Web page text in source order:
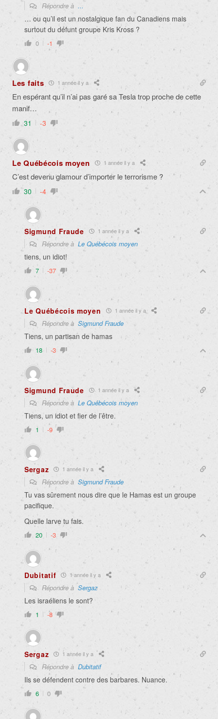
Répondre à ...
… ou qu’il est un nostalgique fan du Canadiens mais
surtout du défunt groupe Kris Kross ?
0 -1
Les faits 1 année il y a
En espérant qu’il n’ai pas garé sa Tesla trop proche de cette
manif…
31 -3
Le Québécois moyen 1 année il y a
C’est devenu glamour d’importer le terrorisme ?
30 -4
Sigmund Fraude 1 année il y a
Répondre à Le Québécois moyen
tiens, un idiot!
7 -37
Le Québécois moyen 1 année il y a
Répondre à Sigmund Fraude
Tiens, un partisan de hamas
18 -3
Sigmund Fraude 1 année il y a
Répondre à Le Québécois moyen
Tiens, un idiot et fier de l’être.
1 -9
Sergaz 1 année il y a
Répondre à Sigmund Fraude
Tu vas sûrement nous dire que le Hamas est un groupe
pacifique.
Quelle larve tu fais.
20 -3
Dubitatif 1 année il y a
Répondre à Sergaz
Les israéliens le sont?
1 -8
Sergaz 1 année il y a
Répondre à Dubitatif
Ils se défendent contre des barbares. Nuance.
6 0